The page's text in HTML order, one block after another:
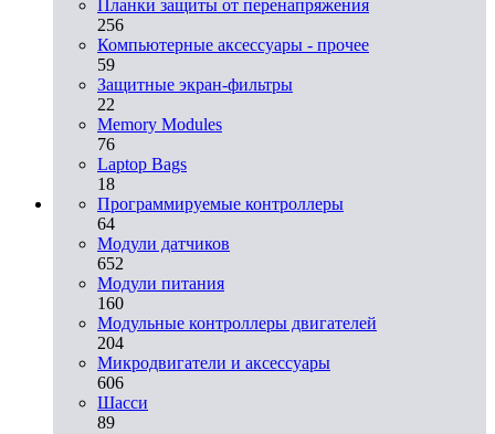
Планки защиты от перенапряжения
256
Компьютерные аксессуары - прочее
59
Защитные экран-фильтры
22
Memory Modules
76
Laptop Bags
18
Программируемые контроллеры
64
Модули датчиков
652
Модули питания
160
Модульные контроллеры двигателей
204
Микродвигатели и аксессуары
606
Шасси
89